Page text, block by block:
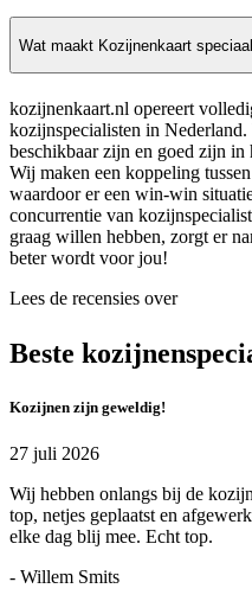
Wat maakt Kozijnenkaart
kozijnenkaart.nl opereert
kozijnspecialisten in
beschikbaar zijn en goed zijn
Wij maken een koppeling
waardoor er een win-win
concurrentie van
graag willen hebben, zorgt er
beter wordt voor jou!
Lees de recensies over
Beste
Kozijnen zijn geweldig!
27 juli 2026
Wij hebben onlangs bij de
top, netjes geplaatst en
elke dag blij mee. Echt top.
- Willem Smits